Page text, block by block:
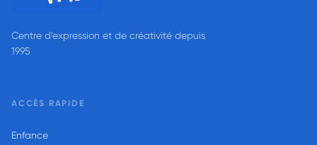
Centre d'expression et de créativité depuis
1995
ACCÈS RAPIDE
Enfance